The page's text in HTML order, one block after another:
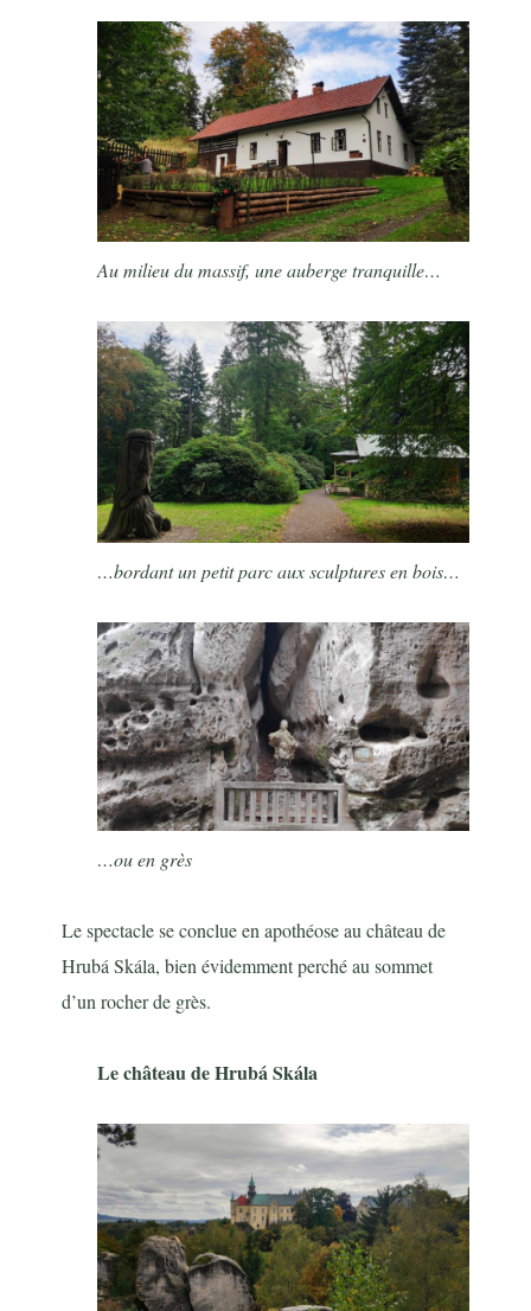
Au milieu du massif, une auberge tranquille…
…bordant un petit parc aux sculptures en bois…
…ou en grès
Le spectacle se conclue en apothéose au château de
Hrubá Skála, bien évidemment perché au sommet
d’un rocher de grès.
Le château de Hrubá Skála